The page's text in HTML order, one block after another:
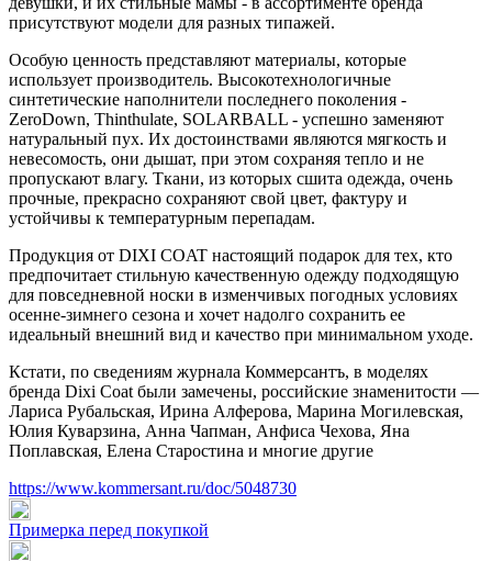
присутствуют модели для разных типажей.
Особую ценность представляют материалы, которые
использует производитель. Высокотехнологичные
синтетические наполнители последнего поколения -
ZeroDown, Thinthulate, SOLARBALL - успешно заменяют
натуральный пух. Их достоинствами являются мягкость и
невесомость, они дышат, при этом сохраняя тепло и не
пропускают влагу. Ткани, из которых сшита одежда, очень
прочные, прекрасно сохраняют свой цвет, фактуру и
устойчивы к температурным перепадам.
Продукция от DIXI COAT настоящий подарок для тех, кто
предпочитает стильную качественную одежду подходящую
для повседневной носки в изменчивых погодных условиях
осенне-зимнего сезона и хочет надолго сохранить ее
идеальный внешний вид и качество при минимальном уходе.
Кстати, по сведениям журнала Коммерсантъ, в моделях
бренда Dixi Coat были замечены, российские знаменитости —
Лариса Рубальская, Ирина Алферова, Марина Могилевская,
Юлия Куварзина, Анна Чапман, Анфиса Чехова, Яна
Поплавская, Елена Старостина и многие другие
https://www.kommersant.ru/doc/5048730
Примерка перед покупкой